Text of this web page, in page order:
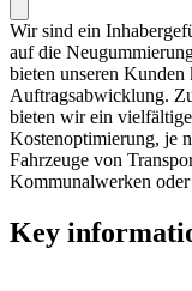
Wir sind ein
auf die
bieten unseren
Auftragsabwicklung.
bieten wir ein
Kostenoptimierung, je
Fahrzeuge von
Kommunalwerken oder
Key